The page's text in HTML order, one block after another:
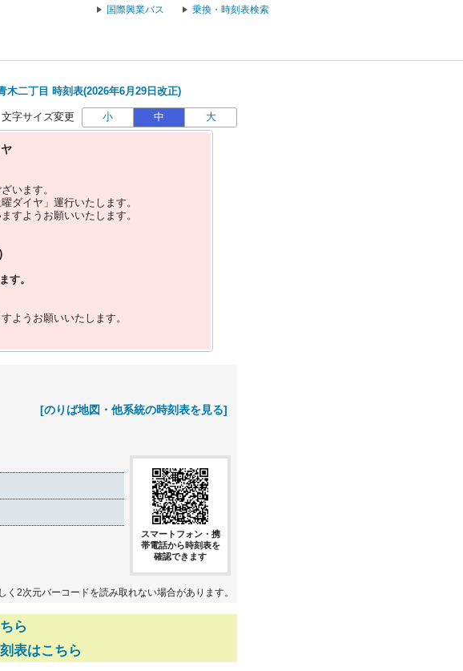
国際興業バス 乗換・時刻表検索
木二丁目 時刻表(2026年6月29日改正)
文字サイズ変更 小 中 大
います。
ダイヤ」運行いたします。
すようお願いいたします。
す。
ようお願いいたします。
[のりば地図・他系統の時刻表を見る]
スマートフォン・携
帯電話から時刻表を
確認できます
2次元バーコードを読み取れない場合があります。
ら
表はこちら